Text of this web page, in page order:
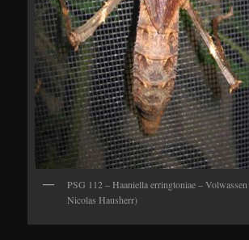
PSG 112 – Haaniella erringtoniae –
Nicolas Hausherr)